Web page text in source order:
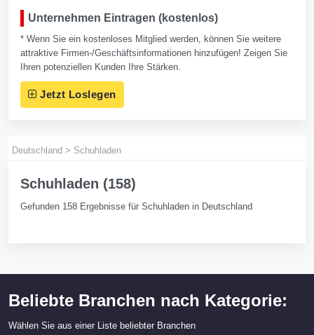
Unternehmen Eintragen (kostenlos)
* Wenn Sie ein kostenloses Mitglied werden, können Sie weitere
attraktive Firmen-/Geschäftsinformationen hinzufügen! Zeigen Sie
Ihren potenziellen Kunden Ihre Stärken.
Jetzt Loslegen
Deutschland > Schuhladen
Schuhladen (158)
Gefunden 158 Ergebnisse für Schuhladen in Deutschland
Beliebte Branchen nach Kategorie:
Wählen Sie aus einer Liste beliebter Branchen